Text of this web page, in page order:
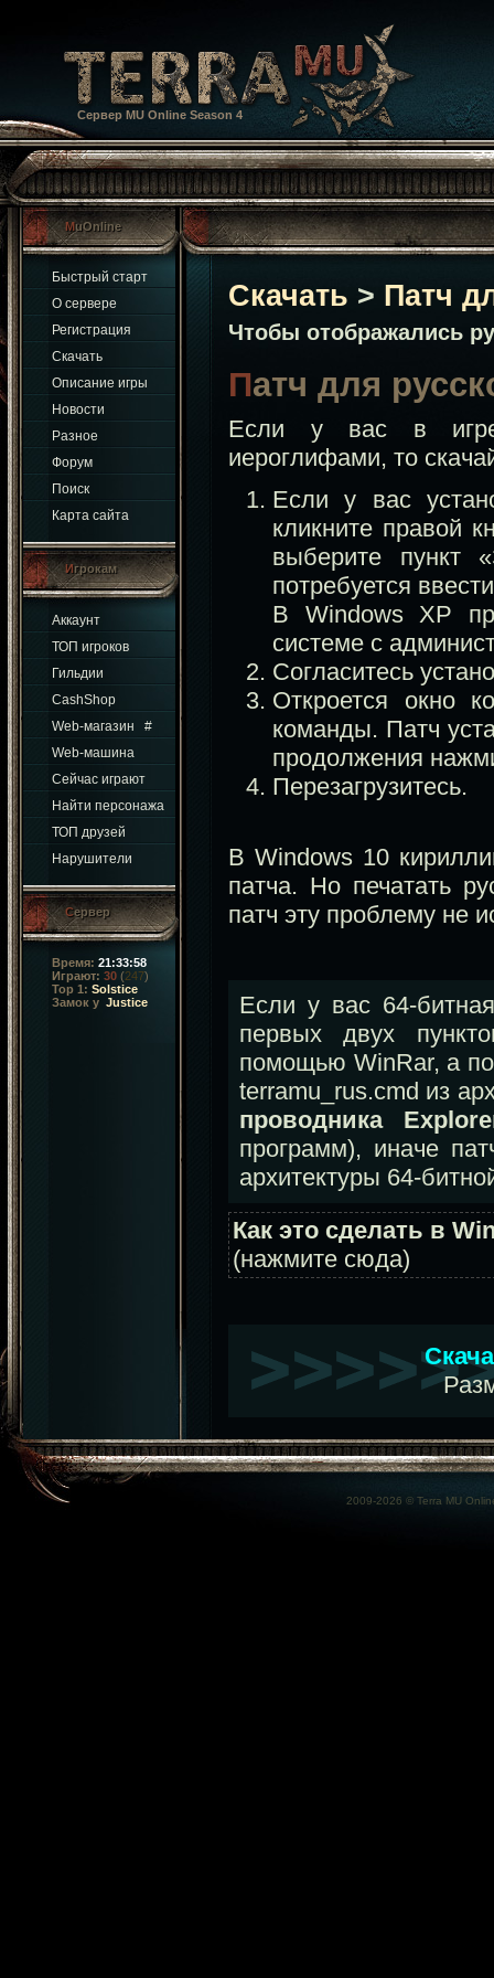
Сервер MU Online Season 4
MuOnline
Быстрый старт
О сервере
Регистрация
Скачать
Описание игры
Новости
Разное
Форум
Поиск
Карта сайта
Игрокам
Аккаунт
ТОП игроков
Гильдии
CashShop
Web-магазин
#
Web-машина
Сейчас играют
Найти персонажа
ТОП друзей
Нарушители
Сервер
Время: 21:33:58
Играют: 30 (247)
Top 1: Solstice
Замок у Justice
Скачать > Патч
Чтобы отображались
Патч для
Если у вас в
иероглифами, то
Если у вас
кликните правой
выберите пункт
потребуется
В Windows XP
системе с
Согласитесь
Откроется окно
команды. Патч
продолжения
Перезагрузитесь.
В Windows 10
патча. Но печатать
патч эту проблему не
Если у вас 64-
первых двух
помощью WinRar, а
terramu_rus.cmd из
проводника
программ), иначе
архитектуры 64-
Как это сделать в
(нажмите сюда)
2009-2026 © Terra MU